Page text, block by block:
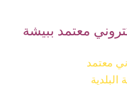
معتمد ببيشة
معتمد